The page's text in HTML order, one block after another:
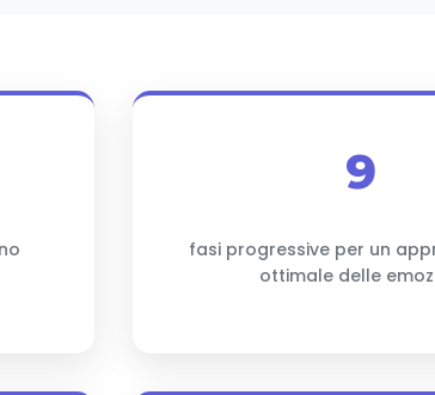
9
fasi progressive per un
ottimale delle